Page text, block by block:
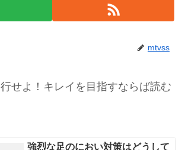
mtvss
せよ！キレイを目指すならば読む
強烈な足のにおい対策はどうして